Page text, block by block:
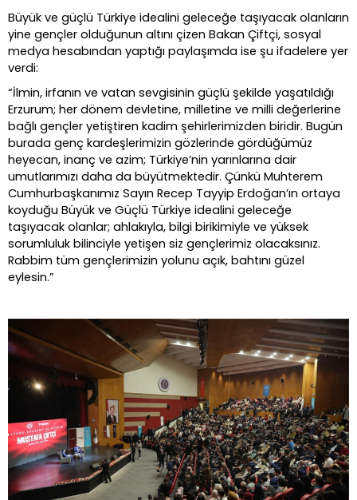
Büyük ve güçlü Türkiye idealini geleceğe taşıyacak olanların
yine gençler olduğunun altını çizen Bakan Çiftçi, sosyal
medya hesabından yaptığı paylaşımda ise şu ifadelere yer
verdi:
“İlmin, irfanın ve vatan sevgisinin güçlü şekilde yaşatıldığı
Erzurum; her dönem devletine, milletine ve milli değerlerine
bağlı gençler yetiştiren kadim şehirlerimizden biridir. Bugün
burada genç kardeşlerimizin gözlerinde gördüğümüz
heyecan, inanç ve azim; Türkiye’nin yarınlarına dair
umutlarımızı daha da büyütmektedir. Çünkü Muhterem
Cumhurbaşkanımız Sayın Recep Tayyip Erdoğan’ın ortaya
koyduğu Büyük ve Güçlü Türkiye idealini geleceğe
taşıyacak olanlar; ahlakıyla, bilgi birikimiyle ve yüksek
sorumluluk bilinciyle yetişen siz gençlerimiz olacaksınız.
Rabbim tüm gençlerimizin yolunu açık, bahtını güzel
eylesin.”